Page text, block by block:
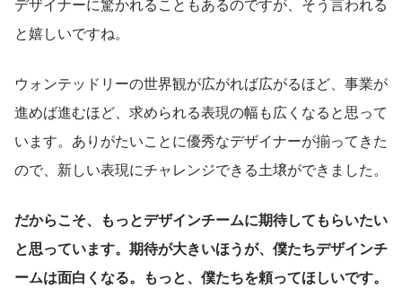
と嬉しいですね。
ウォンテッドリーの世界観が広がれば広がるほど、事業が
進めば進むほど、求められる表現の幅も広くなると思って
います。ありがたいことに優秀なデザイナーが揃ってきた
ので、新しい表現にチャレンジできる土壌ができました。
だからこそ、もっとデザインチームに期待してもらいたい
と思っています。期待が大きいほうが、僕たちデザインチ
ームは面白くなる。もっと、僕たちを頼ってほしいです。